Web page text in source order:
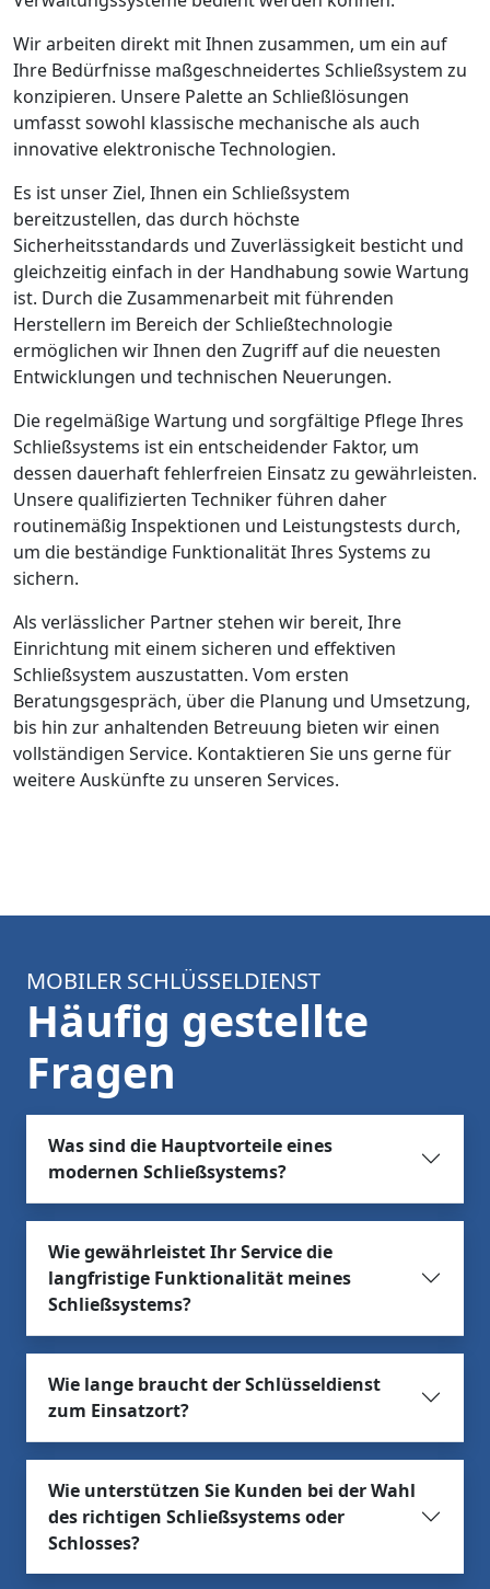
Wir arbeiten direkt mit Ihnen zusammen, um ein auf
Ihre Bedürfnisse maßgeschneidertes Schließsystem zu
konzipieren. Unsere Palette an Schließlösungen
umfasst sowohl klassische mechanische als auch
innovative elektronische Technologien.
Es ist unser Ziel, Ihnen ein Schließsystem
bereitzustellen, das durch höchste
Sicherheitsstandards und Zuverlässigkeit besticht und
gleichzeitig einfach in der Handhabung sowie Wartung
ist. Durch die Zusammenarbeit mit führenden
Herstellern im Bereich der Schließtechnologie
ermöglichen wir Ihnen den Zugriff auf die neuesten
Entwicklungen und technischen Neuerungen.
Die regelmäßige Wartung und sorgfältige Pflege Ihres
Schließsystems ist ein entscheidender Faktor, um
dessen dauerhaft fehlerfreien Einsatz zu gewährleisten.
Unsere qualifizierten Techniker führen daher
routinemäßig Inspektionen und Leistungstests durch,
um die beständige Funktionalität Ihres Systems zu
sichern.
Als verlässlicher Partner stehen wir bereit, Ihre
Einrichtung mit einem sicheren und effektiven
Schließsystem auszustatten. Vom ersten
Beratungsgespräch, über die Planung und Umsetzung,
bis hin zur anhaltenden Betreuung bieten wir einen
vollständigen Service. Kontaktieren Sie uns gerne für
weitere Auskünfte zu unseren Services.
MOBILER SCHLÜSSELDIENST
Häufig gestellte
Fragen
Was sind die Hauptvorteile eines
modernen Schließsystems?
Wie gewährleistet Ihr Service die
langfristige Funktionalität meines
Schließsystems?
Wie lange braucht der Schlüsseldienst
zum Einsatzort?
Wie unterstützen Sie Kunden bei der Wahl
des richtigen Schließsystems oder
Schlosses?